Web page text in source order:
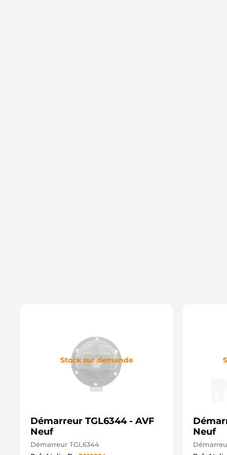
Stock sur demande
Démarreur TGL6344 - AVF
Neuf
Démarreur TGL6344
Neuf